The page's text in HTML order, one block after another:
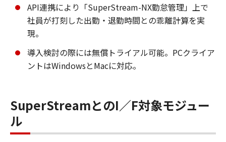
API連携により「SuperStream-NX勤怠管理」上で
社員が打刻した出勤・退勤時間との乖離計算を実
現。
導入検討の際には無償トライアル可能。PCクライア
ントはWindowsとMacに対応。
SuperStreamとのI／F対象モジュー
ル